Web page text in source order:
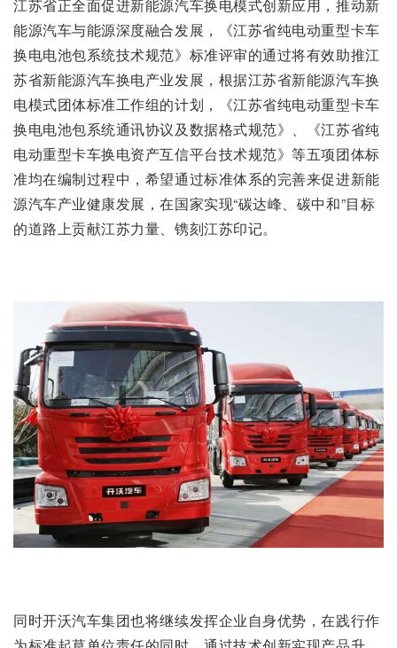
江苏省正全面促进新能源汽车换电模式创新应用，推动新
能源汽车与能源深度融合发展，《江苏省纯电动重型卡车
换电电池包系统技术规范》标准评审的通过将有效助推江
苏省新能源汽车换电产业发展，根据江苏省新能源汽车换
电模式团体标准工作组的计划，《江苏省纯电动重型卡车
换电电池包系统通讯协议及数据格式规范》、《江苏省纯
电动重型卡车换电资产互信平台技术规范》等五项团体标
准均在编制过程中，希望通过标准体系的完善来促进新能
源汽车产业健康发展，在国家实现“碳达峰、碳中和”目标
的道路上贡献江苏力量、镌刻江苏印记。
同时开沃汽车集团也将继续发挥企业自身优势，在践行作